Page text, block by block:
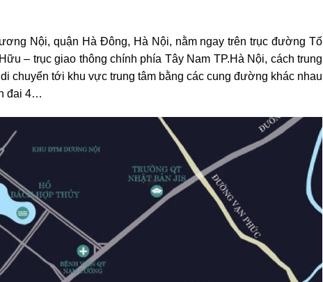
Nội, quận Hà Đông, Hà Nội, nằm ngay trên trục đường Tố
– trục giao thông chính phía Tây Nam TP.Hà Nội, cách trung
chuyển tới khu vực trung tâm bằng các cung đường khác nhau
đai 4…